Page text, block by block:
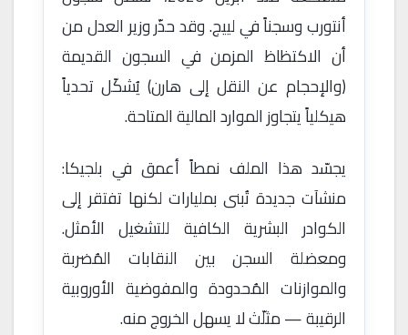
أنتورب وسجناً في لييج. وقد حذّر وزير العدل من
أن الاكتظاظ المزمن في السجون القديمة
(والإحجام عن النقل إلى هارن) يُشكّل تحدياً
هيكلياً يتجاوز الموارد المالية المتاحة.
يجسّد هذا الملف نمطاً أعمق في بلجيكا:
منشآت جديدة تُبنى بمليارات لكنها تفتقر إلى
الكوادر البشرية الكافية للتشغيل الأمثل.
ومعضلة السجن بين النقابات المُضربة
والموازنات المُحدودة والمفوضية الأوروبية
الرقيبة — مثلّث لا يسهل الخروج منه.